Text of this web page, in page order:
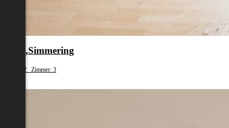
11.,Simmering
62 Zimmer: 3